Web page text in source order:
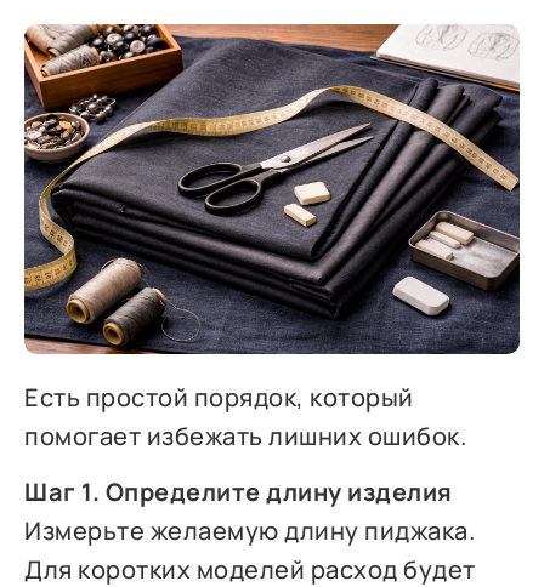
Есть простой порядок, который
помогает избежать лишних ошибок.
Шаг 1. Определите длину изделия
Измерьте желаемую длину пиджака.
Для коротких моделей расход будет